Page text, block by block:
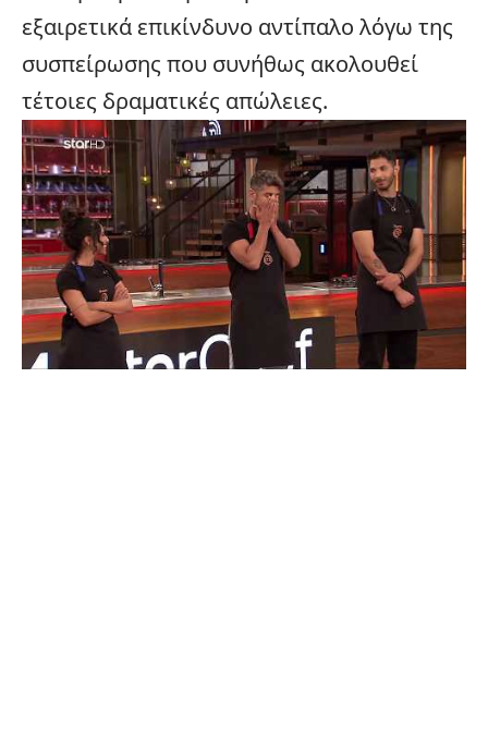
εξαιρετικά επικίνδυνο αντίπαλο λόγω της
συσπείρωσης που συνήθως ακολουθεί
τέτοιες δραματικές απώλειες.